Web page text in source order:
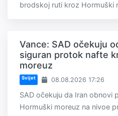
brodskoj ruti kroz Hormuški
Vance: SAD očekuju
siguran protok nafte
moreuz
Svijet 08.08.2026 17:26
SAD očekuju da Iran obnovi
Hormuški moreuz na nivoe